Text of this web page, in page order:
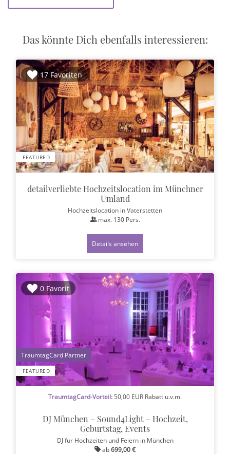
Das könnte Dich ebenfalls interessieren:
17 Favoriten
FEATURED
detailverliebte Hochzeitslocation im Münchner
Umland
Hochzeitslocation in Vaterstetten
max. 130Pers.
Details ansehen
0 Favorit
FEATURED
1
TraumtagCard-Vorteil: 50,00 EUR Rabatt u.v.m.
DJ München – Sound4Light – Hochzeit,
Geburtstag, Events
DJ für Hochzeiten und Feiern in München
ab699,00 €